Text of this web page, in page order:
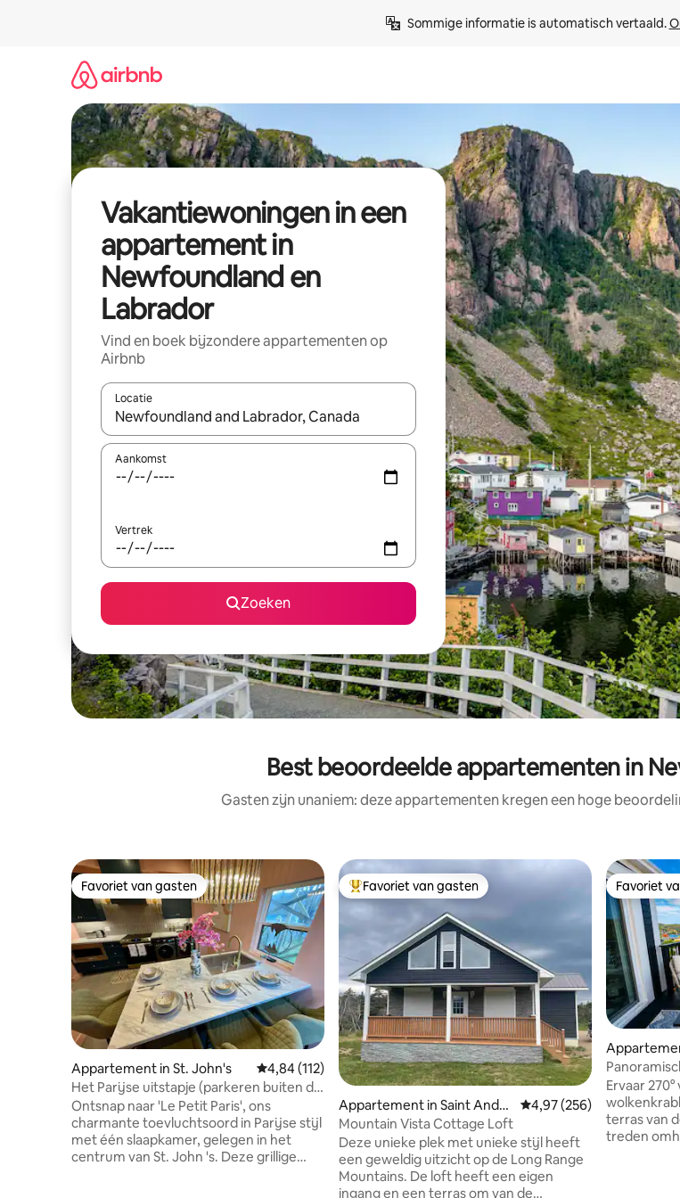
Sommige informatie is automatisch vertaald.
Vakantiewoningen in een
appartement in
Newfoundland en
Labrador
Vind en boek bijzondere appartementen op
Airbnb
Locatie
Wanneer er suggesties beschikbaar zijn, maak je een keuze met je de pijltjestoetsen omhoog en
Aankomst
Vertrek
Zoeken
Best beoordeelde appartementen in
Gasten zijn unaniem: deze appartementen kregen een hoge
Favoriet van gasten
Favoriet van gasten
Appartement in St. John's Gemiddelde beoordeling van 4,84 uit 5, 112 recensies
4,84 (112)
Het Parijse uitstapje (parkeren buiten de
straat in het centrum)
Ontsnap naar 'Le Petit Paris', ons
charmante toevluchtsoord in Parijse stijl
met één slaapkamer, gelegen in het
centrum van St. John 's. Deze grillige
Topfavoriet van gasten
Favoriet van gasten
Appartement in Saint Andre
w's
Gemiddelde beoordeling
4,97 (256)
Mountain Vista Cottage Loft
Deze unieke plek met unieke stijl heeft
een geweldig uitzicht op de Long Range
Mountains. De loft heeft een eigen
ingang en een terras om van de
Favoriet
Favoriet
Luxury King
Ervaar
terras van
treden omhoog. Met een